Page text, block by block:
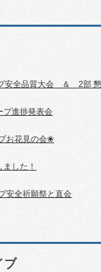
安全品質大会 ＆ 2部
進捗発表会
お花見の会❀
した！
安全祈願祭と直会
ブ